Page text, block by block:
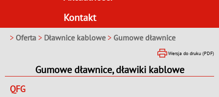
Kontakt
> Oferta > Dławnice kablowe > Gumowe dławnice
Wersja do druku (PDF)
Gumowe dławnice, dławiki kablowe
QFG